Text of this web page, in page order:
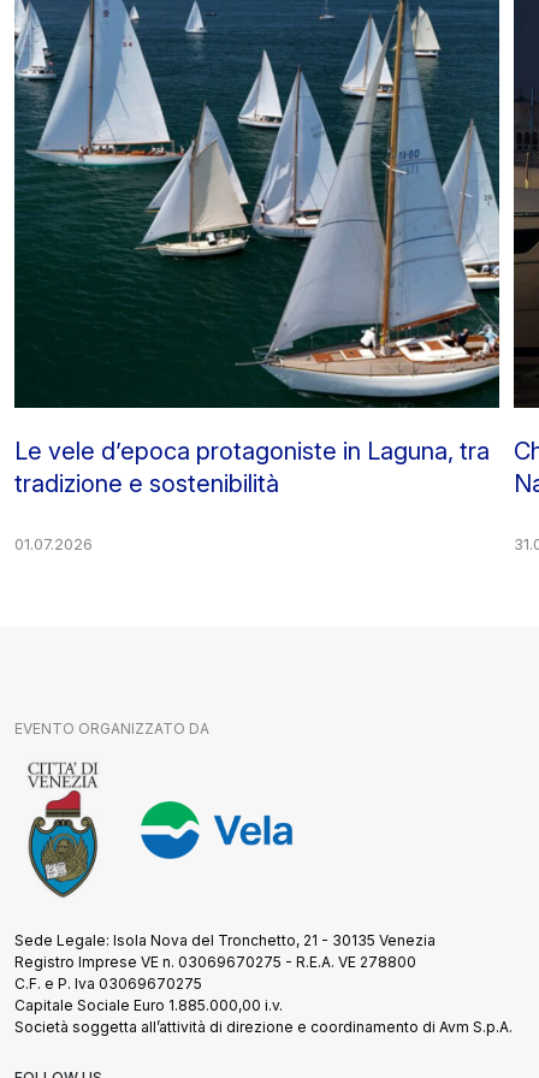
Le vele d’epoca protagoniste in Laguna, tra
tradizione e sostenibilità
01.07.2026
EVENTO ORGANIZZATO DA
Sede Legale: Isola Nova del Tronchetto, 21 - 30135 Venezia
Registro Imprese VE n. 03069670275 - R.E.A. VE 278800
C.F. e P. Iva 03069670275
Capitale Sociale Euro 1.885.000,00 i.v.
Società soggetta all’attività di direzione e coordinamento di Avm S.p.A.